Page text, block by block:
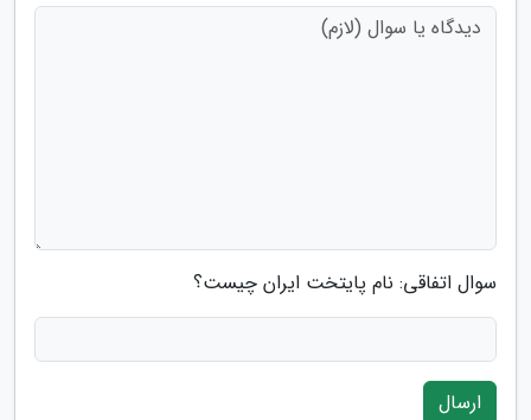
سوال اتفاقی: نام پایتخت ایران چیست؟
ارسال